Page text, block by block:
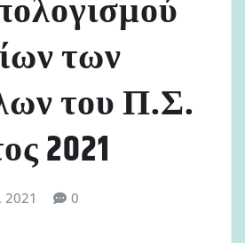
των
του Π.Σ.
2021
0